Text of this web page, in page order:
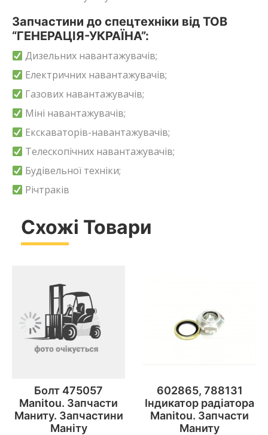
Запчастини до спецтехніки від ТОВ
“ГЕНЕРАЦІЯ-УКРАЇНА”:
Дизельних навантажувачів;
Електричних навантажувачів;
Газових навантажувачів;
Міні навантажувачів;
Екскаваторів-навантажувачів;
Телескопічних навантажувачів;
Будівельної техніки;
Річтраків
Схожі Товари
Болт 475057
Manitou. Запчасти
Маниту. Запчастини
Маніту
602865, 788131
Індикатор радіатора
Manitou. Запчасти
Маниту